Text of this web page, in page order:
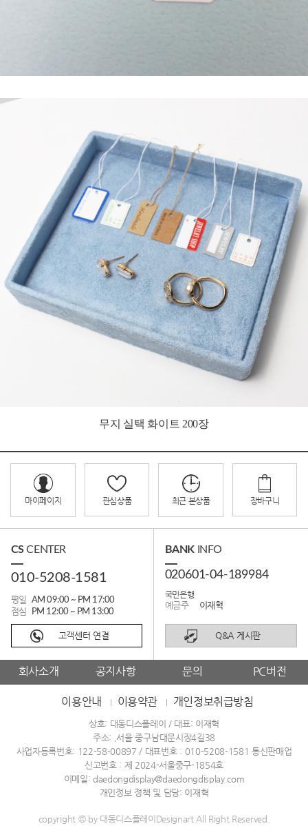
무지 실택 화이트 200장
마이페이지 관심상품 최근 본상품 장바구니
CSCENTER
010-5208-1581
평일
AM 09:00 ~ PM 17:00
점심
PM 12:00 ~ PM 13:00
BANK INFO
020601-04-189984
국민은행
예금주 이재혁
고객센터 연결 Q&A 게시판
회사소개 공지사항 문의 PC버전
이용안내 이용약관 개인정보취급방침
상호: 대동디스플레이 / 대표: 이재혁
주소: ,서울 중구남대문시장4길38
사업자등록번호: 122-58-00897 / 대표번호 : 010-5208-1581 통신판매업
신고번호 : 제 2024-서울중구-1854호
이메일: daedongdisplay@daedongdisplay.com
개인정보 정책 및 담당: 이재혁
copyright © by 대동디스플레이Designart All Right Reserved.